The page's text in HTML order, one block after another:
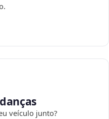
veículo junto?